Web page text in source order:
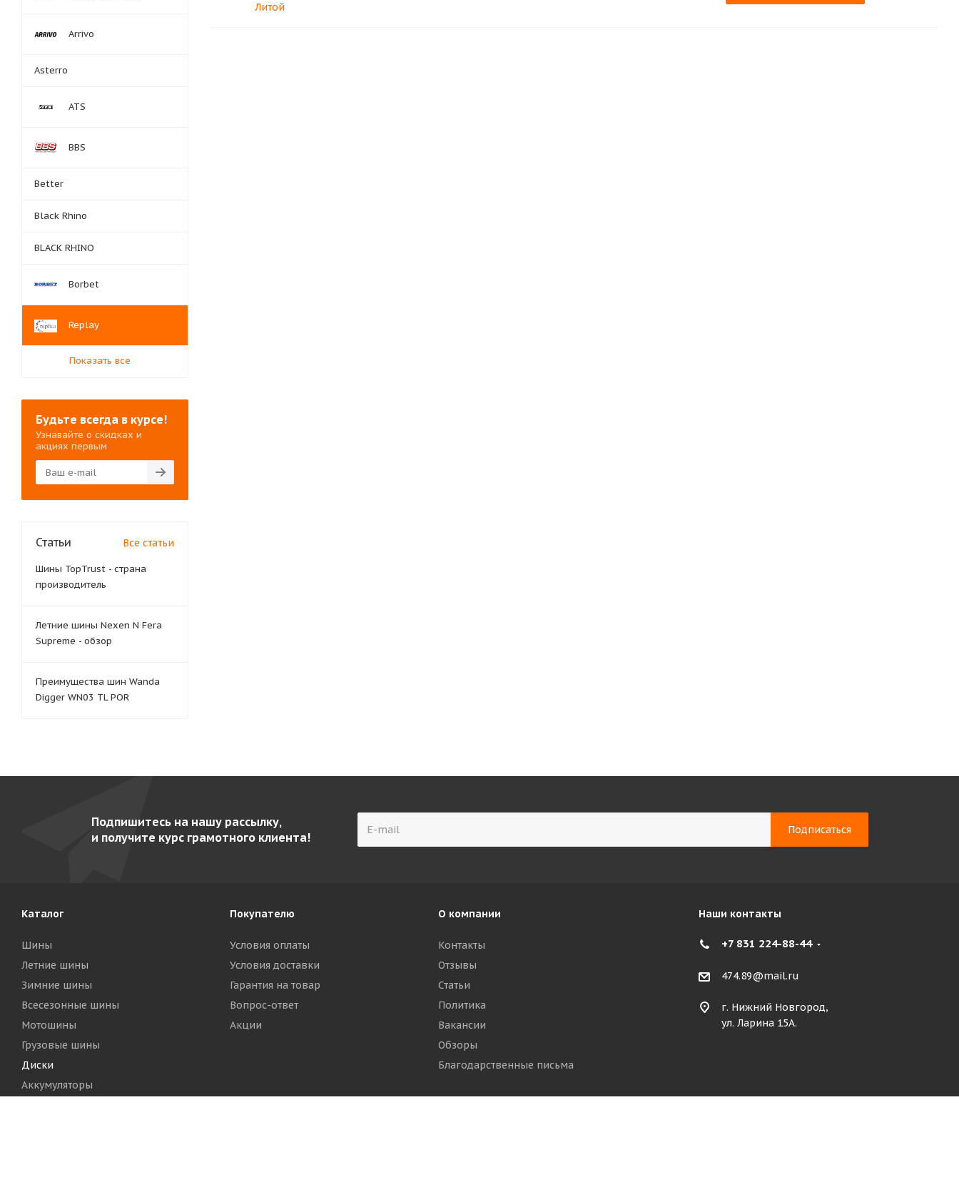
Литой
Arrivo
Asterro
ATS
BBS
Better
Black Rhino
BLACK RHINO
Borbet
Replay
Показать все
Будьте всегда в курсе!
Узнавайте о скидках и
акциях первым
Статьи Все статьи
Шины TopTrust - страна
производитель
Летние шины Nexen N Fera
Supreme - обзор
Преимущества шин Wanda
Digger WN03 TL POR
Подпишитесь на нашу рассылку,
и получите курс грамотного клиента!
Каталог
Шины
Летние шины
Зимние шины
Всесезонные шины
Мотошины
Грузовые шины
Диски
Аккумуляторы
Покупателю
Условия оплаты
Условия доставки
Гарантия на товар
Вопрос-ответ
Акции
О компании
Контакты
Отзывы
Статьи
Политика
Вакансии
Обзоры
Благодарственные письма
Наши контакты
+7 831 224-88-44
474.89@mail.ru
г. Нижний Новгород,
ул. Ларина 15А.